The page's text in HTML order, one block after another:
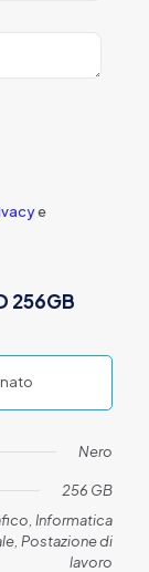
e
256GB
Nero
256 GB
Informatica
Postazione di
lavoro